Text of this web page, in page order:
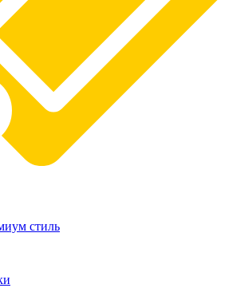
стиль